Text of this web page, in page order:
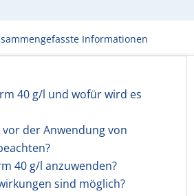
Informationen
40 g/l und wofür wird es
vor der Anwendung von
40 g/l anzuwenden?
sind möglich?